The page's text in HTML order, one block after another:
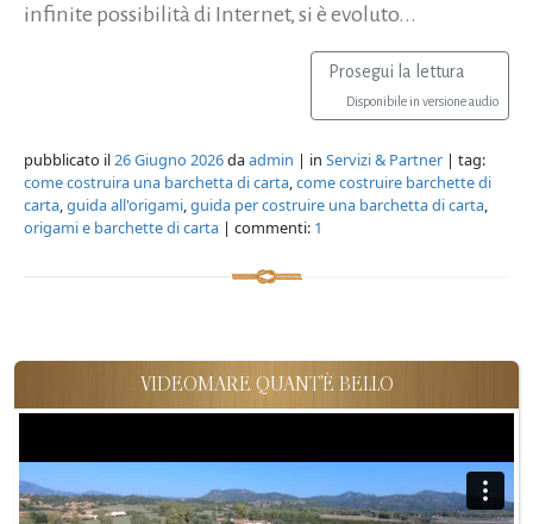
infinite possibilità di Internet, si è evoluto...
Prosegui la lettura
Disponibile in versione audio
pubblicato il26 Giugno 2026daadmin | in Servizi & Partner | tag:
come costruira una barchetta di carta,come costruire barchette di
carta,guida all'origami,guida per costruire una barchetta di carta,
origami e barchette di carta | commenti: 1
VIDEOMARE QUANT'È BELLO